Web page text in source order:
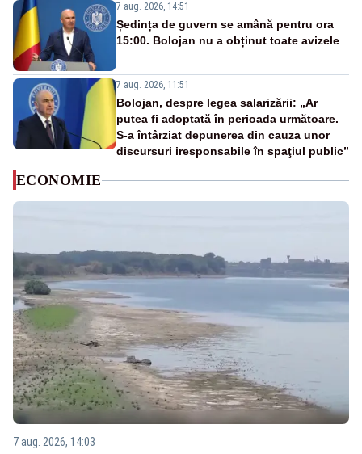
7 aug. 2026, 14:51
Ședința de guvern se amână pentru ora
15:00. Bolojan nu a obținut toate avizele
7 aug. 2026, 11:51
Bolojan, despre legea salarizării: „Ar
putea fi adoptată în perioada următoare.
S-a întârziat depunerea din cauza unor
discursuri iresponsabile în spaţiul public”
ECONOMIE
7 aug. 2026, 14:03